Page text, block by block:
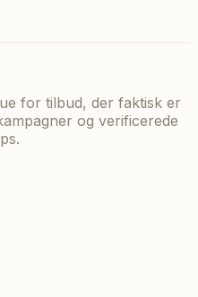
for tilbud, der faktisk er
og verificerede